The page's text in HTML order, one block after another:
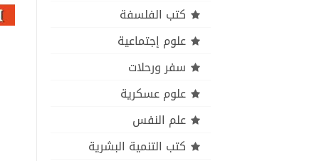
كتب الفلسفة
علوم إجتماعية
سفر ورحلات
علوم عسكرية
علم النفس
كتب التنمية البشرية